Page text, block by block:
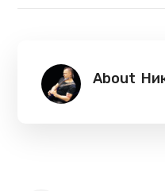
About